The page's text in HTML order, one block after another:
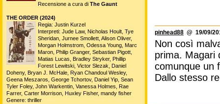
pinhead88 @ 19/09/
Non così
prima. Magari
comunque un
Dallo stesso
Recensione a cura di The Gaunt
THE ORDER (2024)
Regia: Justin Kurzel
Interpreti: Jude Law, Nicholas Hoult, Tye
Sheridan, Jurnee Smollett, Alison Oliver,
Morgan Holmstrom, Odessa Young, Marc
Maron, Philip Granger, Sebastian Pigott,
Matias Lucas, Bradley Stryker, Phillip
Forest Lewitski, Victor Slezak, Daniel
Doheny, Bryan J. McHale, Ryan Chandoul Wesley,
Geena Meszaros, George Tchortov, Daniel Yip, Sean
Tyler Foley, John Warkentin, Vanessa Holmes, Rae
Farrer, Carter Morrison, Huxley Fisher, mandy fisher
Genere: thriller